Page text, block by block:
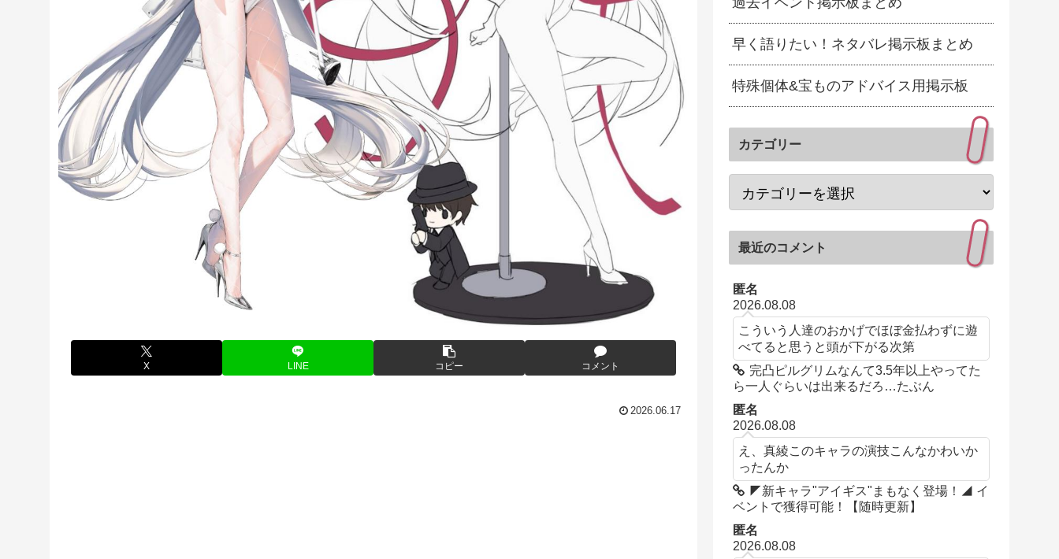
X LINE コピー コメント
2026.06.17
早く語りたい！ネタバレ掲示板まとめ
特殊個体&宝ものアドバイス用掲示板
カテゴリー
最近のコメント
匿名
2026.08.08
こういう人達のおかげでほぼ金払わずに遊
べてると思うと頭が下がる次第
完凸ピルグリムなんて3.5年以上やってた
ら一人ぐらいは出来るだろ…たぶん
匿名
2026.08.08
え、真綾このキャラの演技こんなかわいか
ったんか
◤新キャラ"アイギス"まもなく登場！◢ イ
ベントで獲得可能！【随時更新】
匿名
2026.08.08